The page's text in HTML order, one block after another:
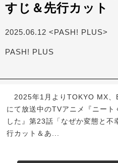
すじ＆先行カット
2025.06.12 <PASH! PLUS>
PASH! PLUS
2025年1月よりTOKYO MX、
にて放送中のTVアニメ『ニート
した』第23話「なぜか変態と不
行カット＆あ...